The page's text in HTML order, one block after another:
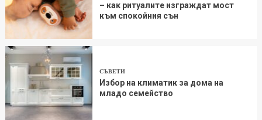
– как ритуалите изграждат мост
към спокойния сън
СЪВЕТИ
Избор на климатик за дома на
младо семейство